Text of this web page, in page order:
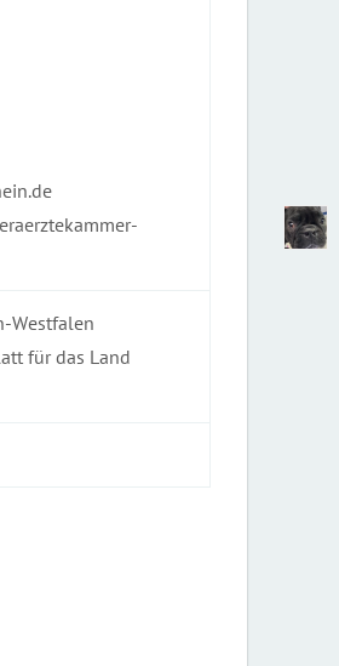
Westfalen
für das Land